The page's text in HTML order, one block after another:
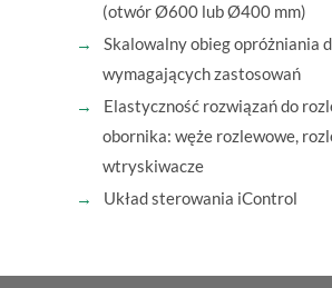
(otwór Ø600 lub Ø400 mm)
Skalowalny obieg opróżniania
wymagających zastosowań
Elastyczność rozwiązań do
obornika: węże rozlewowe,
wtryskiwacze
Układ sterowania iControl